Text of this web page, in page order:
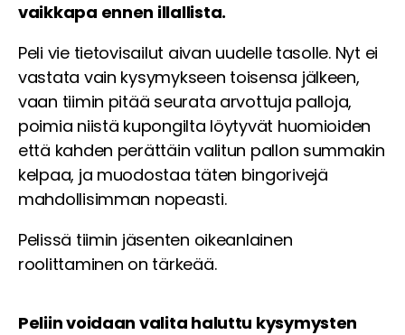
vaikkapa ennen illallista.
Peli vie tietovisailut aivan uudelle tasolle. Nyt ei
vastata vain kysymykseen toisensa jälkeen,
vaan tiimin pitää seurata arvottuja palloja,
poimia niistä kupongilta löytyvät huomioiden
että kahden perättäin valitun pallon summakin
kelpaa, ja muodostaa täten bingorivejä
mahdollisimman nopeasti.
Pelissä tiimin jäsenten oikeanlainen
roolittaminen on tärkeää.
Peliin voidaan valita haluttu kysymysten